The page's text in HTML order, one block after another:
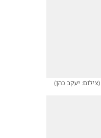
(צילום: יעקב כהן)